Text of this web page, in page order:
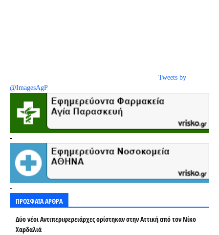
Tweets by
@ImagesAgP
-
-
ΠΡΟΣΦΑΤΑ ΑΡΘΡΑ
Δύο νέοι Αντιπεριφερειάρχες ορίστηκαν στην Αττική από τον Νίκο
Χαρδαλιά